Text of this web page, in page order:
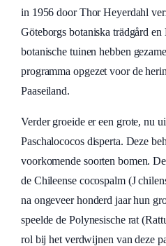
in 1956 door Thor Heyerdahl
Göteborgs botaniska trädgård
botanische tuinen hebben
programma opgezet voor de
Paaseiland.
Verder groeide er een grote, nu
Paschalococos disperta. Deze
voorkomende soorten bomen.
de Chileense cocospalm (J
na ongeveer honderd jaar hun
speelde de Polynesische rat
rol bij het verdwijnen van deze